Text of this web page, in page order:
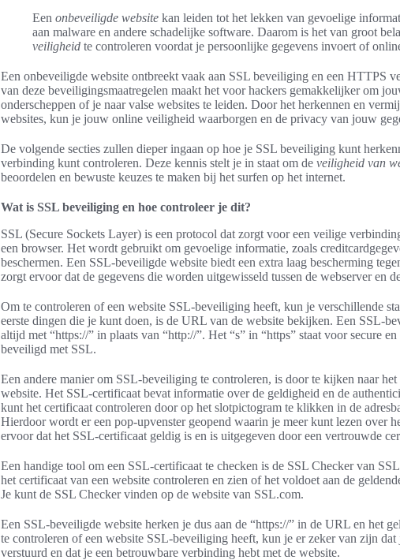
Een onbeveiligde website kan leiden tot het lekken van gevoelige
aan malware en andere schadelijke software. Daarom is het van groot
veiligheid te controleren voordat je persoonlijke gegevens invoert of
Een onbeveiligde website ontbreekt vaak aan SSL beveiliging en een HTTPS
van deze beveiligingsmaatregelen maakt het voor hackers gemakkelijker om
onderscheppen of je naar valse websites te leiden. Door het herkennen en
websites, kun je jouw online veiligheid waarborgen en de privacy van jouw
De volgende secties zullen dieper ingaan op hoe je SSL beveiliging kunt
verbinding kunt controleren. Deze kennis stelt je in staat om de veiligheid van
beoordelen en bewuste keuzes te maken bij het surfen op het internet.
Wat is SSL beveiliging en hoe controleer je dit?
SSL (Secure Sockets Layer) is een protocol dat zorgt voor een veilige
een browser. Het wordt gebruikt om gevoelige informatie, zoals
beschermen. Een SSL-beveiligde website biedt een extra laag bescherming
zorgt ervoor dat de gegevens die worden uitgewisseld tussen de webserver en
Om te controleren of een website SSL-beveiliging heeft, kun je verschillende
eerste dingen die je kunt doen, is de URL van de website bekijken. Een SSL-
altijd met “https://” in plaats van “http://”. Het “s” in “https” staat voor secure
beveiligd met SSL.
Een andere manier om SSL-beveiliging te controleren, is door te kijken naar
website. Het SSL-certificaat bevat informatie over de geldigheid en de
kunt het certificaat controleren door op het slotpictogram te klikken in de
Hierdoor wordt er een pop-upvenster geopend waarin je meer kunt lezen over
ervoor dat het SSL-certificaat geldig is en is uitgegeven door een vertrouwde
Een handige tool om een SSL-certificaat te checken is de SSL Checker van
het certificaat van een website controleren en zien of het voldoet aan de
Je kunt de SSL Checker vinden op de website van SSL.com.
Een SSL-beveiligde website herken je dus aan de “https://” in de URL en het
te controleren of een website SSL-beveiliging heeft, kun je er zeker van zijn
verstuurd en dat je een betrouwbare verbinding hebt met de website.